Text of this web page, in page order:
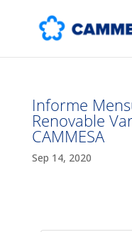
Informe
Renovable
CAMMESA
Sep 14, 2020